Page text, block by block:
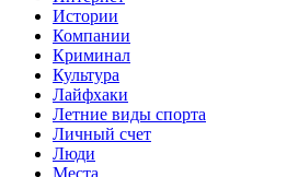
Истории
Компании
Криминал
Культура
Лайфхаки
Летние виды спорта
Личный счет
Люди
Места